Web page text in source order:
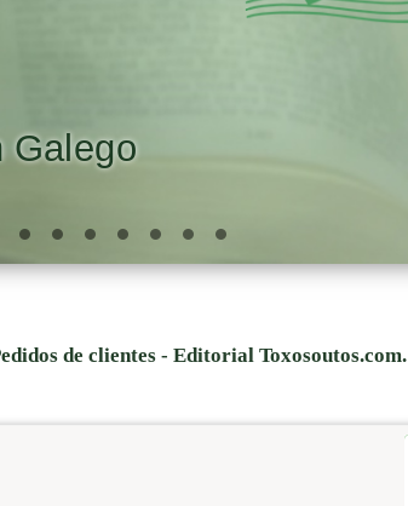
Galego
de clientes - Editorial Toxosoutos.com.